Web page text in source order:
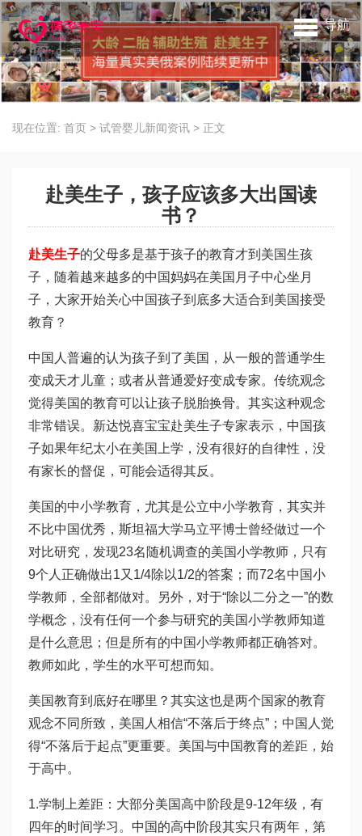
导航
现在位置: 首页 > 试管婴儿新闻资讯 > 正文
赴美生子，孩子应该多大出国读
书？
赴美生子的父母多是基于孩子的教育才到美国生孩
子，随着越来越多的中国妈妈在美国月子中心坐月
子，大家开始关心中国孩子到底多大适合到美国接受
教育？
中国人普遍的认为孩子到了美国，从一般的普通学生
变成天才儿童；或者从普通爱好变成专家。传统观念
觉得美国的教育可以让孩子脱胎换骨。其实这种观念
非常错误。新达悦喜宝宝赴美生子专家表示，中国孩
子如果年纪太小在美国上学，没有很好的自律性，没
有家长的督促，可能会适得其反。
美国的中小学教育，尤其是公立中小学教育，其实并
不比中国优秀，斯坦福大学马立平博士曾经做过一个
对比研究，发现23名随机调查的美国小学教师，只有
9个人正确做出1又1/4除以1/2的答案；而72名中国小
学教师，全部都做对。另外，对于“除以二分之一”的数
学概念，没有任何一个参与研究的美国小学教师知道
是什么意思；但是所有的中国小学教师都正确答对。
教师如此，学生的水平可想而知。
美国教育到底好在哪里？其实这也是两个国家的教育
观念不同所致，美国人相信“不落后于终点”；中国人觉
得“不落后于起点”更重要。美国与中国教育的差距，始
于高中。
1.学制上差距：大部分美国高中阶段是9-12年级，有
四年的时间学习。中国的高中阶段其实只有两年，第